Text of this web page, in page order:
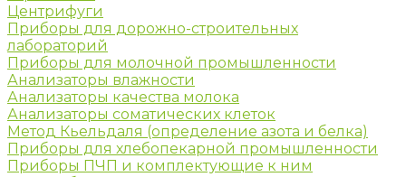
Центрифуги
Приборы для дорожно-строительных
лабораторий
Приборы для молочной промышленности
Анализаторы влажности
Анализаторы качества молока
Анализаторы соматических клеток
Метод Кьельдаля (определение азота и белка)
Приборы для хлебопекарной промышленности
Приборы ПЧП и комплектующие к ним